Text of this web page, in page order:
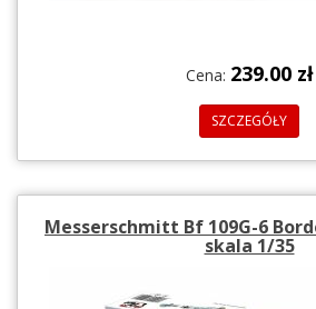
Cena: 239.00 zł
SZCZEGÓŁY
Messerschmitt Bf 109G-6
skala 1/35